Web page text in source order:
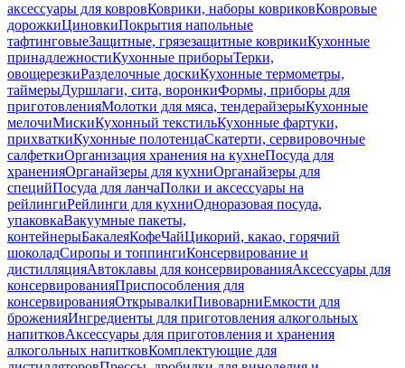
аксессуары для ковровКоврики, наборы ковриковКовровые
дорожкиЦиновкиПокрытия напольные
тафтинговыеЗащитные, грязезащитные коврикиКухонные
принадлежностиКухонные приборыТерки,
овощерезкиРазделочные доскиКухонные термометры,
таймерыДуршлаги, сита, воронкиФормы, приборы для
приготовленияМолотки для мяса, тендерайзерыКухонные
мелочиМискиКухонный текстильКухонные фартуки,
прихваткиКухонные полотенцаСкатерти, сервировочные
салфеткиОрганизация хранения на кухнеПосуда для
храненияОрганайзеры для кухниОрганайзеры для
специйПосуда для ланчаПолки и аксессуары на
рейлингиРейлинги для кухниОдноразовая посуда,
упаковкаВакуумные пакеты,
контейнерыБакалеяКофеЧайЦикорий, какао, горячий
шоколадСиропы и топпингиКонсервирование и
дистилляцияАвтоклавы для консервированияАксессуары для
консервированияПриспособления для
консервированияОткрывалкиПивоварниЕмкости для
броженияИнгредиенты для приготовления алкогольных
напитковАксессуары для приготовления и хранения
алкогольных напитковКомплектующие для